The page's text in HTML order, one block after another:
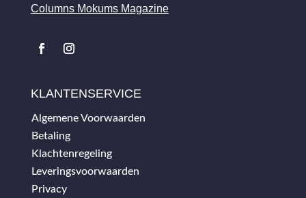
Columns Mokums Magazine
KLANTENSERVICE
Algemene Voorwaarden
Betaling
Klachtenregeling
Leveringsvoorwaarden
Privacy